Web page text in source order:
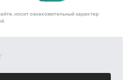
носит ознакомительный характер